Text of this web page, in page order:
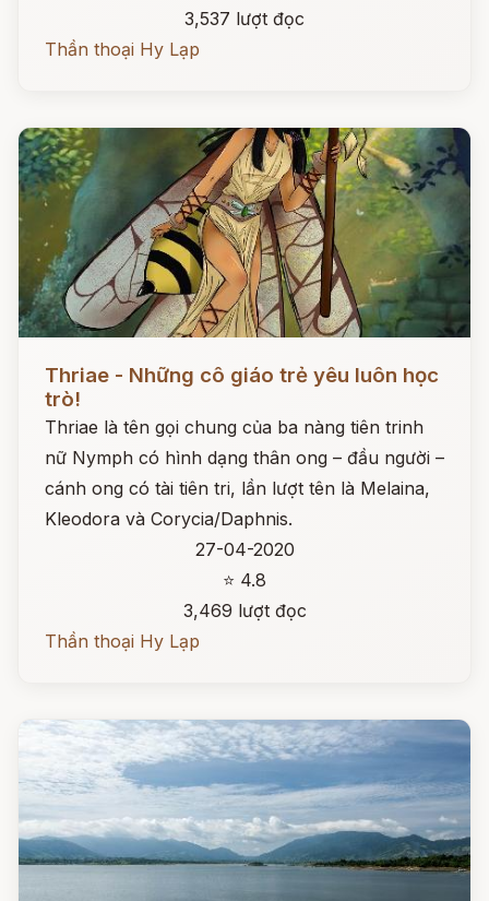
3,537 lượt đọc
Thần thoại Hy Lạp
Thriae - Những cô giáo trẻ yêu luôn học
trò!
Thriae là tên gọi chung của ba nàng tiên trinh
nữ Nymph có hình dạng thân ong – đầu người –
cánh ong có tài tiên tri, lần lượt tên là Melaina,
Kleodora và Corycia/Daphnis.
27-04-2020
⭐ 4.8
3,469 lượt đọc
Thần thoại Hy Lạp